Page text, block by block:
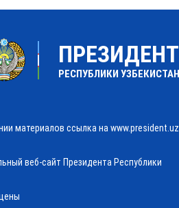
ПРЕЗИДЕНТ
РЕСПУБЛИКИ УЗБЕКИСТАН
материалов ссылка на www.president.uz
веб-сайт Президента Республики